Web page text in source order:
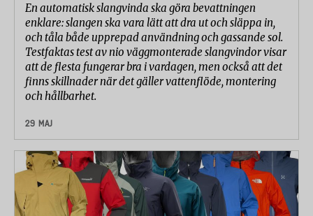
En automatisk slangvinda ska göra bevattningen
enklare: slangen ska vara lätt att dra ut och släppa in,
och tåla både upprepad användning och gassande sol.
Testfaktas test av nio väggmonterade slangvindor visar
att de flesta fungerar bra i vardagen, men också att det
finns skillnader när det gäller vattenflöde, montering
och hållbarhet.
29 MAJ